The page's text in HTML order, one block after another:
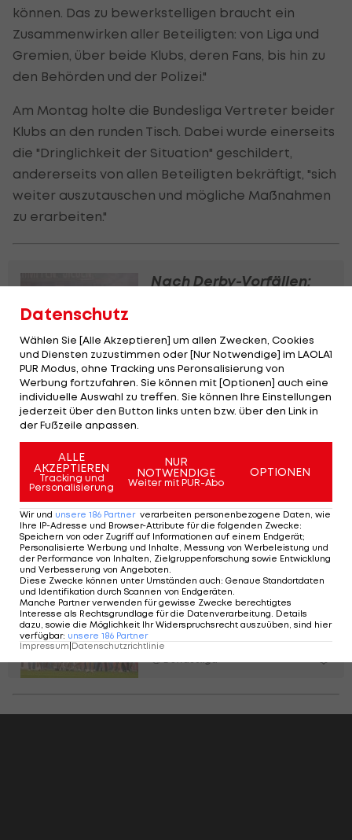
können. Das zu bewerkstelligen braucht ein
Zusammenwirken aller Beteiligten: von Liga und
Gremien, über beide Klubs, deren Fans, bis hin zu
den Behörden und der Polizei."
Am Montag holte die Bundesliga Vertreter beider
Klubs an den runden Tisch. Dabei wurde einerseits
die "Dringlichkeit der Situation" geschildert,
andererseits von allen Beteiligten bekräftigt, "sich
weiter auszutauschen und mögliche Maßnahmen
zu erarbeiten."
Nach Derby-Vorfällen:
Bundesliga
Aktive Austria-Fanszene
verurteilt Böller in
Aussendung
577 Anzeigen! Polizei-
Stellungnahme zu Derby-
Ausschreitungen
Bundesliga
Die Beschädigung der
Fankultur
Datenschutz
Wählen Sie [Alle Akzeptieren] um allen Zwecken, Cookies
und Diensten zuzustimmen oder [Nur Notwendige] im LAOLA1
PUR Modus, ohne Tracking uns Peronsalisierung von
Werbung fortzufahren. Sie können mit [Optionen] auch eine
individuelle Auswahl zu treffen. Sie können Ihre Einstellungen
jederzeit über den Button links unten bzw. über den Link in
der Fußzeile anpassen.
ALLE
AKZEPTIEREN
Tracking und
Personalisierung
NUR
NOTWENDIGE
Weiter mit PUR-Abo
OPTIONEN
Wir und unsere 186 Partner verarbeiten personenbezogene Daten, wie
Ihre IP-Adresse und Browser-Attribute für die folgenden Zwecke:
Speichern von oder Zugriff auf Informationen auf einem Endgerät;
Personalisierte Werbung und Inhalte, Messung von Werbeleistung und
der Performance von Inhalten, Zielgruppenforschung sowie Entwicklung
und Verbesserung von Angeboten
Diese Zwecke können unter Umständen auch: Genaue Standortdaten
und Identifikation durch Scannen von Endgeräten
Manche Partner verwenden für gewisse Zwecke berechtigtes
Interesse als Rechtsgrundlage für die Datenverarbeitung. Details
dazu, sowie die Möglichkeit Ihr Widerspruchsrecht auszuüben, sind hier
verfügbar: unsere 186 Partner
Impressum|Datenschutzrichtlinie